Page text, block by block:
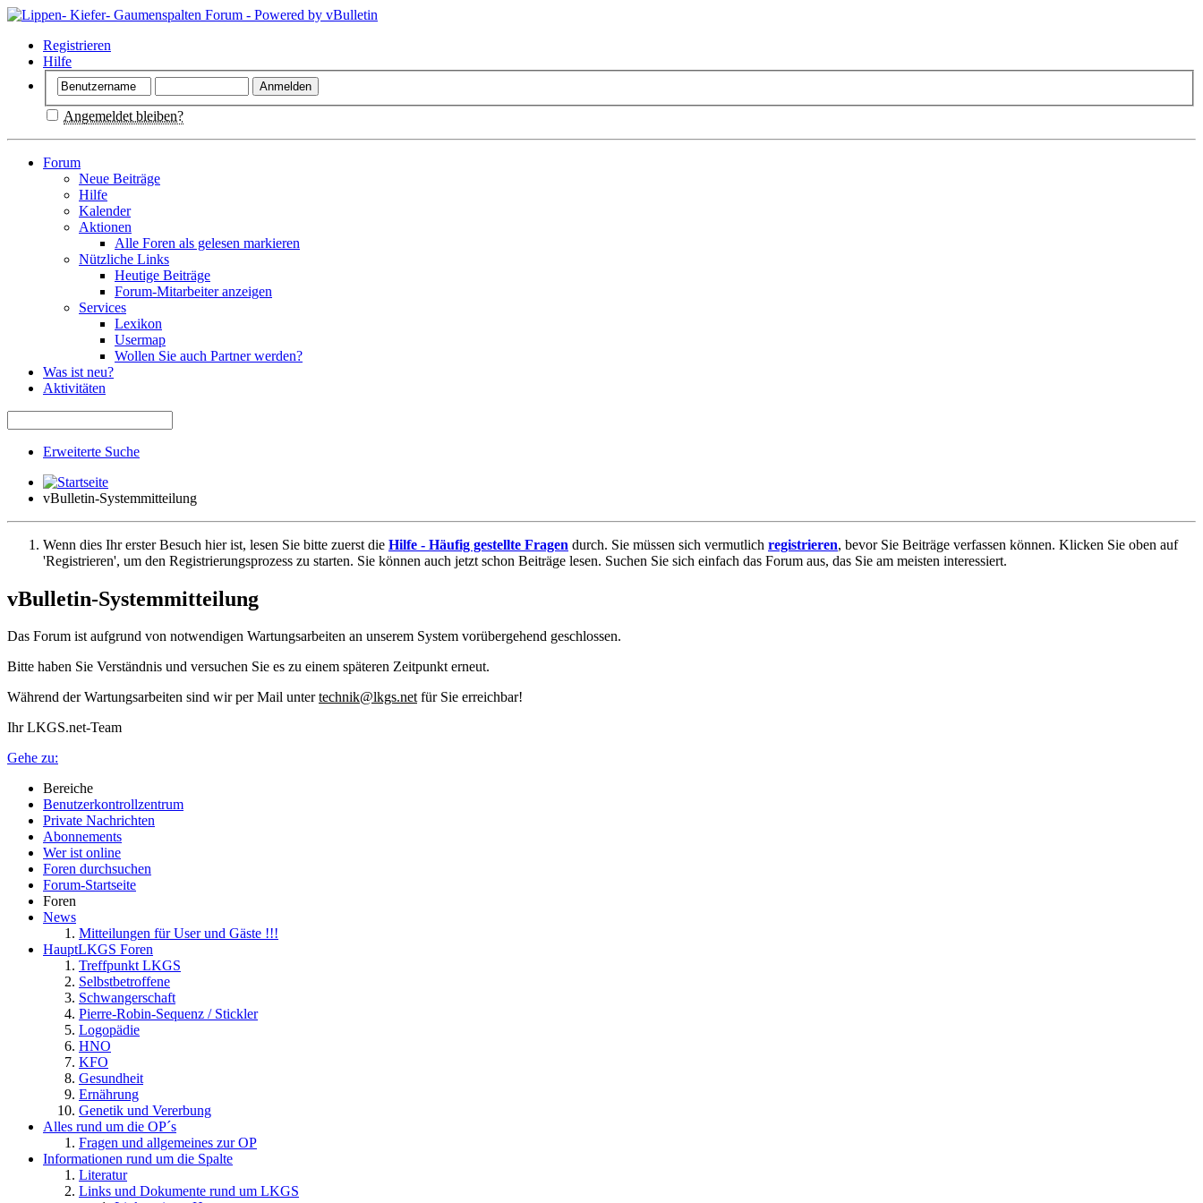
Registrieren
Hilfe
Angemeldet bleiben?
Forum
Neue Beiträge
Hilfe
Kalender
Aktionen
Alle Foren als gelesen markieren
Nützliche Links
Heutige Beiträge
Forum-Mitarbeiter anzeigen
Services
Lexikon
Usermap
Wollen Sie auch Partner werden?
Was ist neu?
Aktivitäten
Erweiterte Suche
vBulletin-Systemmitteilung
Wenn dies Ihr erster Besuch hier ist, lesen Sie bitte zuerst die Hilfe - Häufig gestellte Fragen durch. Sie müssen sich vermutlich registrieren, bevor Sie Beiträge verfassen können. Klicken Sie oben auf
'Registrieren', um den Registrierungsprozess zu starten. Sie können auch jetzt schon Beiträge lesen. Suchen Sie sich einfach das Forum aus, das Sie am meisten interessiert.
vBulletin-Systemmitteilung
Das Forum ist aufgrund von notwendigen Wartungsarbeiten an unserem System vorübergehend geschlossen.
Bitte haben Sie Verständnis und versuchen Sie es zu einem späteren Zeitpunkt erneut.
Während der Wartungsarbeiten sind wir per Mail untertechnik@lkgs.netfür Sie erreichbar!
Ihr LKGS.net-Team
Gehe zu:
Bereiche
Benutzerkontrollzentrum
Private Nachrichten
Abonnements
Wer ist online
Foren durchsuchen
Forum-Startseite
Foren
News
Mitteilungen für User und Gäste !!!
HauptLKGS Foren
Treffpunkt LKGS
Selbstbetroffene
Schwangerschaft
Pierre-Robin-Sequenz / Stickler
Logopädie
HNO
KFO
Gesundheit
Ernährung
Genetik und Vererbung
Alles rund um die OP´s
Fragen und allgemeines zur OP
Informationen rund um die Spalte
Literatur
Links und Dokumente rund um LKGS